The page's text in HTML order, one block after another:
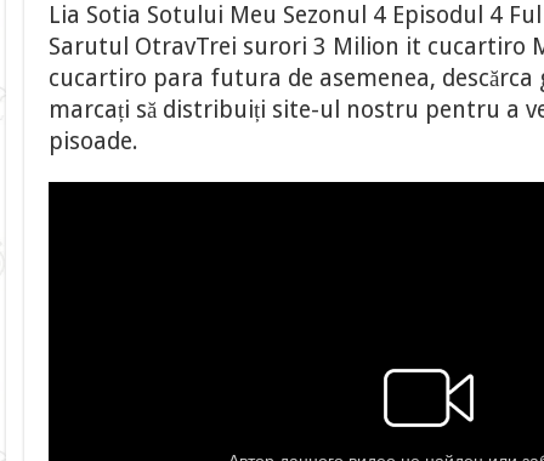
Lia Sotia Sotului Meu Sezonul 4 Episodul 4
Sarutul OtravTrei surori 3 Milion it cucartiro
cucartiro para futura de asemenea,
marcați să distribuiți site-ul nostru pentru a
pisoade.